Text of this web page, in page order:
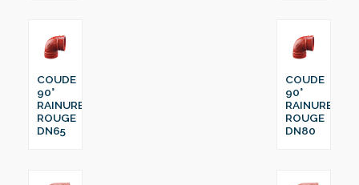
COUDE
90°
RAINURE
ROUGE
DN65
COUDE
90°
RAINURE
ROUGE
DN80